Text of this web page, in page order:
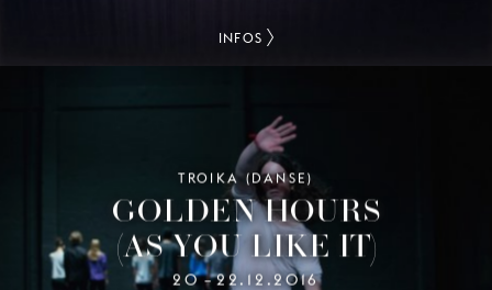
INFOS
TROIKA (DANSE)
GOLDEN HOURS
(AS YOU LIKE IT)
20–22.12.2016